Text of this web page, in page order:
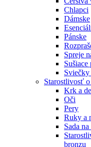
Chlapci
Dámske
Pánske
Spreje
Sušiace
Sviečky
Starostlivosť
Krk a
Oči
Pery
Ruky a
Sada
bronzu